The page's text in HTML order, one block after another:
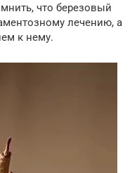
что березовый
лечению, а
к нему.